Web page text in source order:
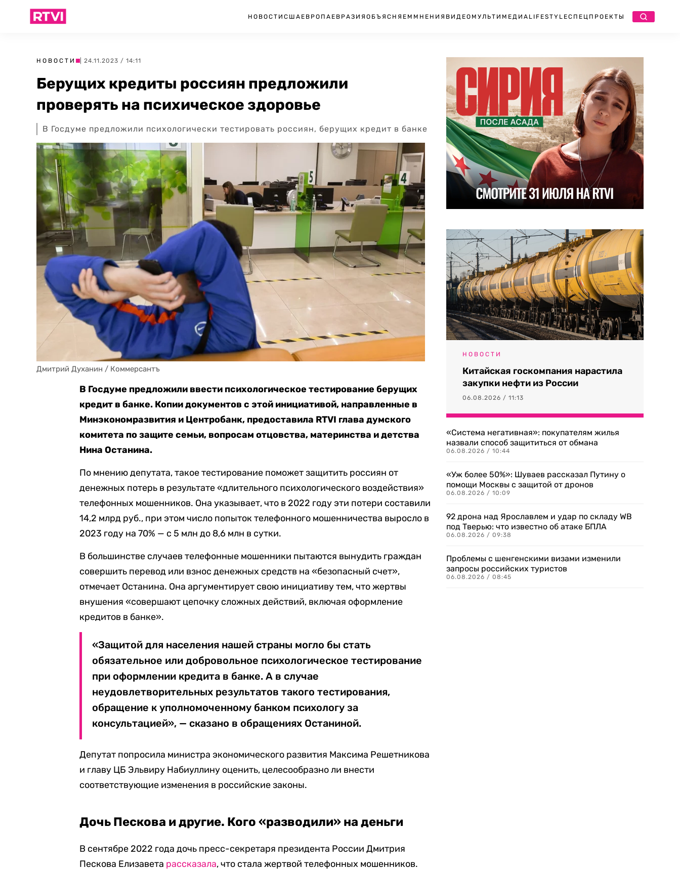
НОВОСТИ США ЕВРОПА ЕВРАЗИЯ ОБЪЯСНЯЕМ МНЕНИЯ ВИДЕО МУЛЬТИМЕДИА LIFESTYLEСПЕЦПРОЕКТЫ
НОВОСТИ | 24.11.2023 / 14:11
Берущих кредиты россиян предложили
проверять на психическое здоровье
В Госдуме предложили психологически тестировать россиян, берущих кредит в банке
Дмитрий Духанин / Коммерсантъ
В Госдуме предложили ввести психологическое тестирование берущих
кредит в банке. Копии документов с этой инициативой, направленные в
Минэкономразвития и Центробанк, предоставила RTVI глава думского
комитета по защите семьи, вопросам отцовства, материнства и детства
Нина Останина.
По мнению депутата, такое тестирование поможет защитить россиян от
денежных потерь в результате «длительного психологического воздействия»
телефонных мошенников. Она указывает, что в 2022 году эти потери составили
14,2 млрд руб., при этом число попыток телефонного мошенничества выросло в
2023 году на 70% — с 5 млн до 8,6 млн в сутки.
В большинстве случаев телефонные мошенники пытаются вынудить граждан
совершить перевод или взнос денежных средств на «безопасный счет»,
отмечает Останина. Она аргументирует свою инициативу тем, что жертвы
внушения «совершают цепочку сложных действий, включая оформление
кредитов в банке».
«Защитой для населения нашей страны могло бы стать
обязательное или добровольное психологическое тестирование
при оформлении кредита в банке. А в случае
неудовлетворительных результатов такого тестирования,
обращение к уполномоченному банком психологу за
консультацией», — сказано в обращениях Останиной.
Депутат попросила министра экономического развития Максима Решетникова
и главу ЦБ Эльвиру Набиуллину оценить, целесообразно ли внести
соответствующие изменения в российские законы.
Дочь Пескова и другие. Кого «разводили» на деньги
В сентябре 2022 года дочь пресс-секретаря президента России Дмитрия
Пескова Елизавета рассказала, что стала жертвой телефонных мошенников.
НОВОСТИ
Китайская госкомпания нарастила
закупки нефти из России
06.08.2026 / 11:13
«Система негативная»: покупателям жилья
назвали способ защититься от обмана
06.08.2026 / 10:44
«Уж более 50%»: Шуваев рассказал Путину о
помощи Москвы с защитой от дронов
06.08.2026 / 10:09
92 дрона над Ярославлем и удар по складу WB
под Тверью: что известно об атаке БПЛА
06.08.2026 / 09:38
Проблемы с шенгенскими визами изменили
запросы российских туристов
06.08.2026 / 08:45